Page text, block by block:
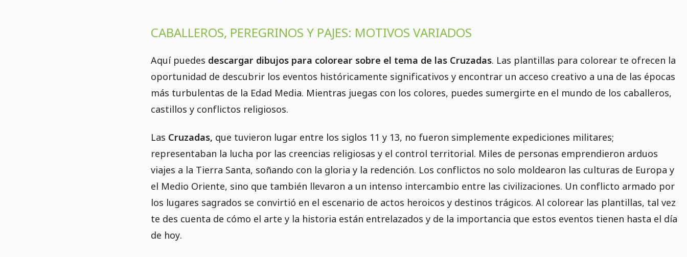
CABALLEROS, PEREGRINOS Y PAJES: MOTIVOS VARIADOS
Aquí puedes descargar dibujos para colorear sobre el tema de las Cruzadas. Las plantillas para colorear te ofrecen la
oportunidad de descubrir los eventos históricamente significativos y encontrar un acceso creativo a una de las épocas
más turbulentas de la Edad Media. Mientras juegas con los colores, puedes sumergirte en el mundo de los caballeros,
castillos y conflictos religiosos.
Las Cruzadas, que tuvieron lugar entre los siglos 11 y 13, no fueron simplemente expediciones militares;
representaban la lucha por las creencias religiosas y el control territorial. Miles de personas emprendieron arduos
viajes a la Tierra Santa, soñando con la gloria y la redención. Los conflictos no solo moldearon las culturas de Europa y
el Medio Oriente, sino que también llevaron a un intenso intercambio entre las civilizaciones. Un conflicto armado por
los lugares sagrados se convirtió en el escenario de actos heroicos y destinos trágicos. Al colorear las plantillas, tal vez
te des cuenta de cómo el arte y la historia están entrelazados y de la importancia que estos eventos tienen hasta el día
de hoy.